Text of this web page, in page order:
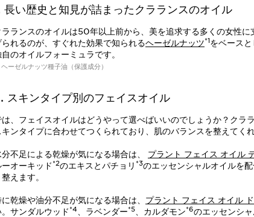
長い歴史と知見が詰まったクラランスのオイル
ラランスのオイルは50年以上前から、美を追求する多くの女性
られるのが、すぐれた効果で知られるヘーゼルナッツ*1をベース
のオイルフォーミュラです。
ヘーゼルナッツ種子油（保護成分）
スキンタイプ別のフェイスオイル
は、フェイスオイルはどうやって選べばいいのでしょうか？クラ
キンタイプに合わせてつくられており、肌のバランスを整えてくれ
分不足による乾燥が気になる場合は、 プラント フェイス オイル
ーオーキッド *2のエキスとパチョリ *3のエッセンシャルオイルを
整えます。
に乾燥や油分不足が気になる場合は、 プラント フェイス オイル
。サンダルウッド *4 、ラベンダー*5 、カルダモン*6のエッセンシ